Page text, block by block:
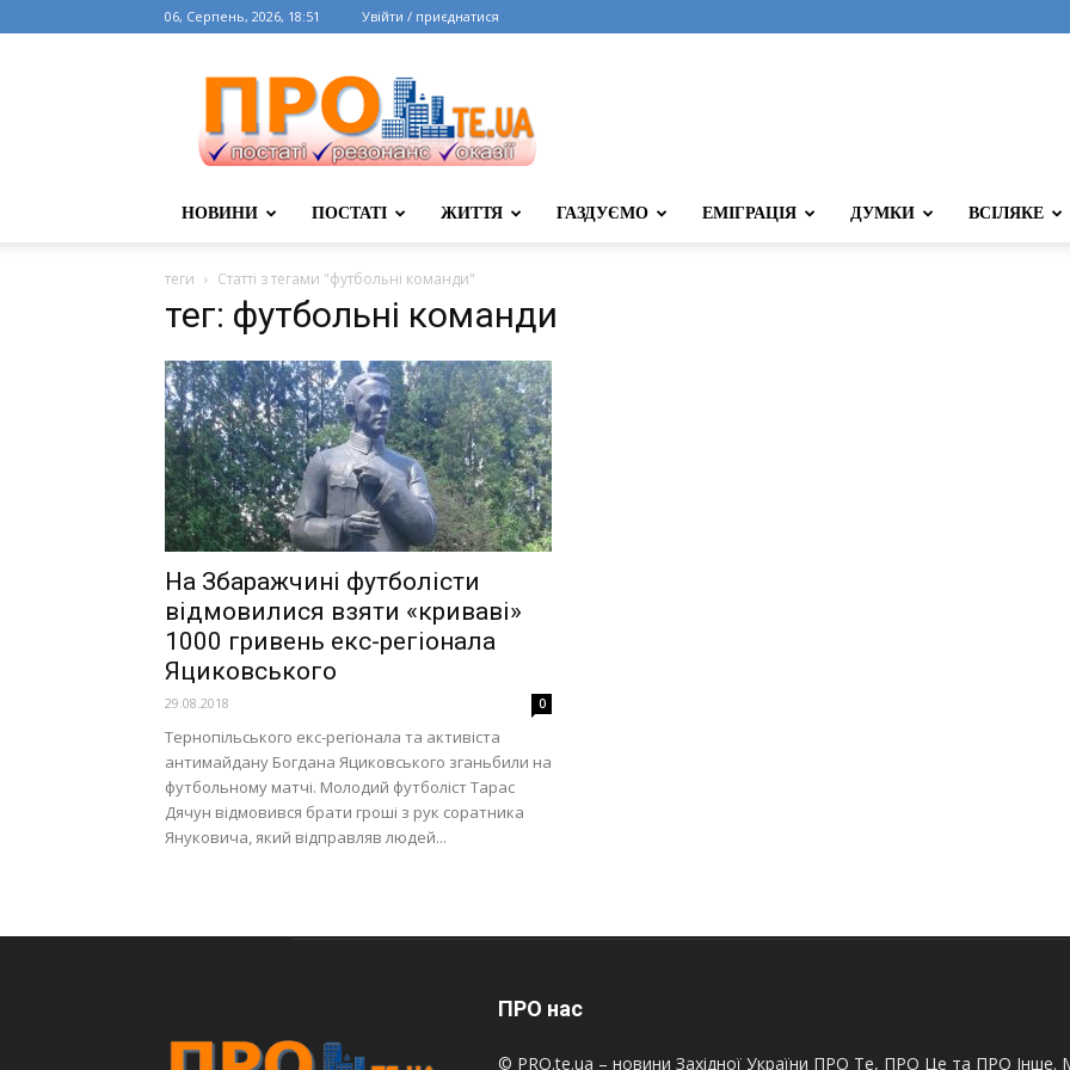
06, Серпень, 2026, 18:51 Увійти / приєднатися
НОВИНИ ПОСТАТІ ЖИТТЯ ГАЗДУЄМО ЕМІГРАЦІЯ ДУМКИ ВСІЛЯКЕ
теги Статті з тегами "футбольні команди"
тег: футбольні команди
На Збаражчині футболісти
відмовилися взяти «криваві»
1000 гривень екс-регіонала
Яциковського
29.08.2018 0
Тернопільського екс-регіонала та активіста
антимайдану Богдана Яциковського зганьбили на
футбольному матчі. Молодий футболіст Тарас
Дячун відмовився брати гроші з рук соратника
Януковича, який відправляв людей...
ПРО нас
© PRO.te.ua – новини Західної України ПРО Те, ПРО Це та ПРО Інше.